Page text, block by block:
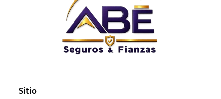
Sitio